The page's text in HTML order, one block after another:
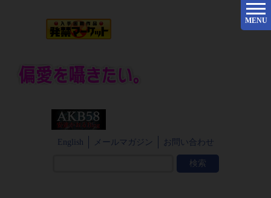
English メールマガジン お問い合わせ
MENU